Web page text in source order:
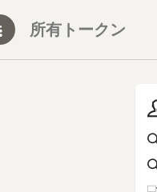
所有トークン